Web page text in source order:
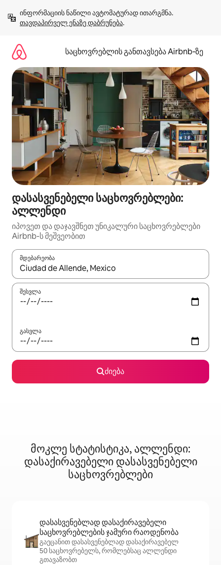
გადასვლა
თავდაპირველ ენაზე დაბრუნება.
საცხოვრებლის განთავსება Airbnb‑ზე
დასასვენებელი საცხოვრებლები:
ალლენდი
იპოვეთ და დაჯავშნეთ უნიკალური საცხოვრებლები
Airbnb-ს მეშვეობით
მდებარეობა
როცა შედეგები ხელმისაწვდომი გახდება, ნავიგაციისთვის
შესვლა
გასვლა
ძიება
მოკლე სტატისტიკა, ალლენდი:
დასაქირავებელი დასასვენებელი
საცხოვრებლები
დასასვენებლად დასაქირავებელი
საცხოვრებლების ჯამური რაოდენობა
გაეცანით დასასვენებლად დასაქირავებელ
50 საცხოვრებელს, რომლებსაც ალლენდი
გთავაზობთ